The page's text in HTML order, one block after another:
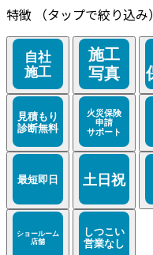
特徴
（タップで絞り込み）